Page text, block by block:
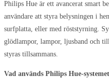
Philips Hue är ett avancerat smart
användare att styra belysningen i
surfplatta, eller med röststyrning.
glödlampor, lampor, ljusband och
styras tillsammans.
Vad används Philips Hue-